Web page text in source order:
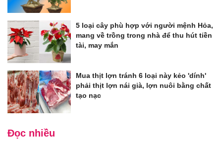
5 loại cây phù hợp với người mệnh Hỏa,
mang về trồng trong nhà để thu hút tiền
tài, may mắn
Mua thịt lợn tránh 6 loại này kẻo 'dính'
phải thịt lợn nái già, lợn nuôi bằng chất
tạo nạc
Đọc nhiều